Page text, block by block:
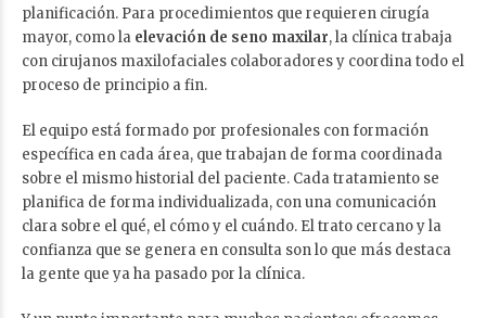
planificación. Para procedimientos que requieren cirugía
mayor, como la elevación de seno maxilar, la clínica trabaja
con cirujanos maxilofaciales colaboradores y coordina todo el
proceso de principio a fin.
El equipo está formado por profesionales con formación
específica en cada área, que trabajan de forma coordinada
sobre el mismo historial del paciente. Cada tratamiento se
planifica de forma individualizada, con una comunicación
clara sobre el qué, el cómo y el cuándo. El trato cercano y la
confianza que se genera en consulta son lo que más destaca
la gente que ya ha pasado por la clínica.